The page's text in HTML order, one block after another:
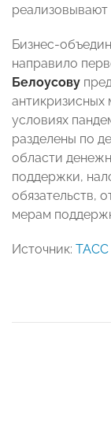
Бизнес-
направило
Белоусову
антикризисных
условиях
разделены по
области
поддержки,
обязательств,
мерам
Источник: ТАСС